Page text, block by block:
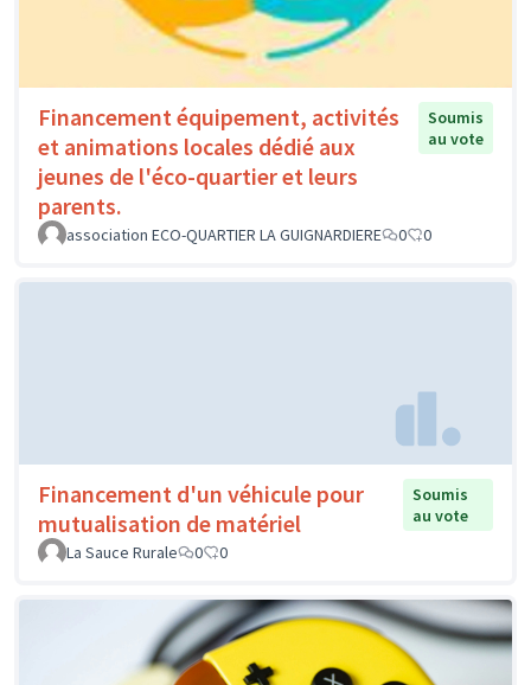
Financement équipement, activités
et animations locales dédié aux
jeunes de l'éco-quartier et leurs
parents.
Soumis
au vote
association ECO-QUARTIER LA GUIGNARDIERE 0 0
Financement d'un véhicule pour
mutualisation de matériel
Soumis
au vote
La Sauce Rurale
0 0